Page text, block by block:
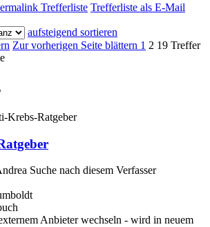
Trefferliste Trefferliste als E-Mail
aufsteigend sortieren
Zur vorherigen Seite blättern 1 2 19 Treffer
Suche nach diesem Verfasser
Anbieter wechseln - wird in neuem